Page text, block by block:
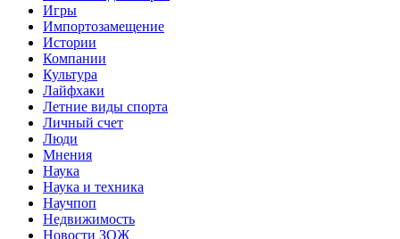
Игры
Импортозамещение
Истории
Компании
Культура
Лайфхаки
Летние виды спорта
Личный счет
Люди
Мнения
Наука
Наука и техника
Научпоп
Недвижимость
Новости ЗОЖ